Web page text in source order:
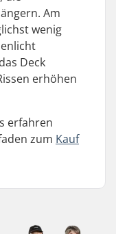
Am
wenig
Deck
erhöhen
erfahren
zum Kauf